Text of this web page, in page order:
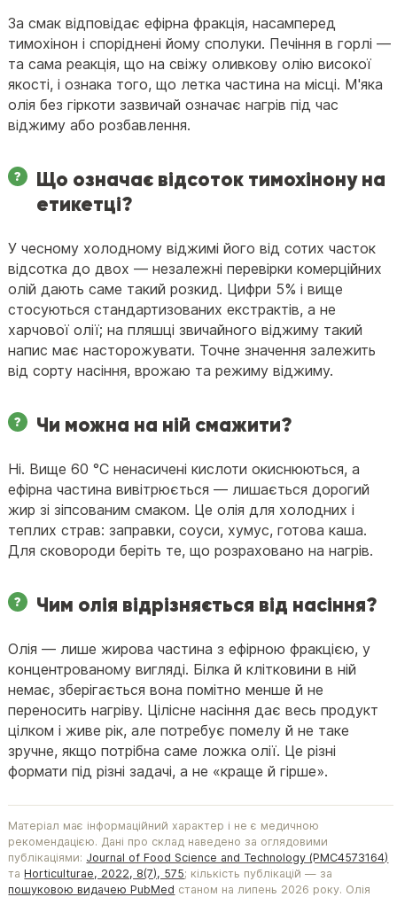
За смак відповідає ефірна фракція, насамперед
тимохінон і споріднені йому сполуки. Печіння в горлі —
та сама реакція, що на свіжу оливкову олію високої
якості, і ознака того, що летка частина на місці. М'яка
олія без гіркоти зазвичай означає нагрів під час
віджиму або розбавлення.
Що означає відсоток тимохінону на
етикетці?
У чесному холодному віджимі його від сотих часток
відсотка до двох — незалежні перевірки комерційних
олій дають саме такий розкид. Цифри 5% і вище
стосуються стандартизованих екстрактів, а не
харчової олії; на пляшці звичайного віджиму такий
напис має насторожувати. Точне значення залежить
від сорту насіння, врожаю та режиму віджиму.
Чи можна на ній смажити?
Ні. Вище 60 °C ненасичені кислоти окиснюються, а
ефірна частина вивітрюється — лишається дорогий
жир зі зіпсованим смаком. Це олія для холодних і
теплих страв: заправки, соуси, хумус, готова каша.
Для сковороди беріть те, що розраховано на нагрів.
Чим олія відрізняється від насіння?
Олія — лише жирова частина з ефірною фракцією, у
концентрованому вигляді. Білка й клітковини в ній
немає, зберігається вона помітно менше й не
переносить нагріву. Цілісне насіння дає весь продукт
цілком і живе рік, але потребує помелу й не таке
зручне, якщо потрібна саме ложка олії. Це різні
формати під різні задачі, а не «краще й гірше».
Матеріал має інформаційний характер і не є медичною
рекомендацією. Дані про склад наведено за оглядовими
публікаціями: Journal of Food Science and Technology (PMC4573164)
таHorticulturae, 2022, 8(7), 575; кількість публікацій — за
пошуковою видачею PubMed станом на липень 2026 року. Олія